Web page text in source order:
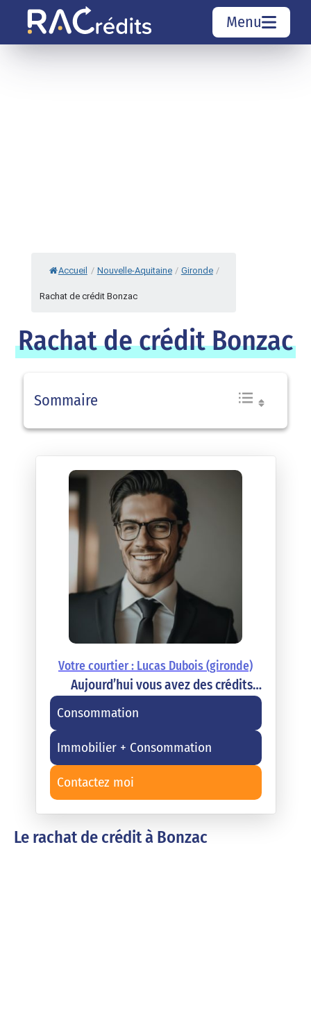
Menu
Accueil / Nouvelle-Aquitaine / Gironde /
Rachat de crédit Bonzac
Rachat de crédit Bonzac
Sommaire
Votre courtier : Lucas Dubois (gironde)
Aujourd’hui vous avez des crédits…
Consommation
Immobilier + Consommation
Contactez moi
Le rachat de crédit à Bonzac